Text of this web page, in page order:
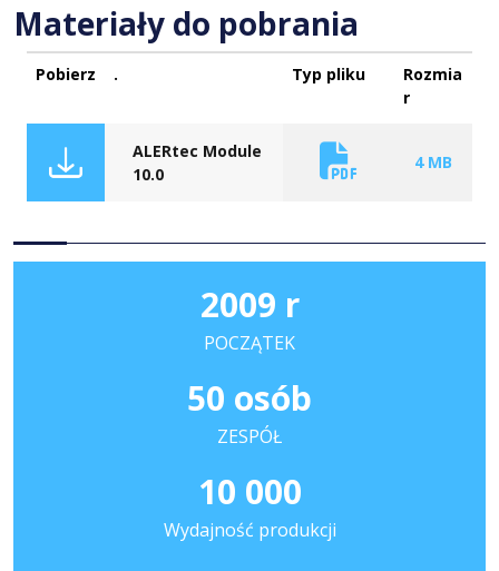
Materiały do pobrania
Pobierz . Typ pliku
Rozmia
r
ALERtec Module
10.0
4 MB
2009 r
POCZĄTEK
50 osób
ZESPÓŁ
10 000
Wydajność produkcji